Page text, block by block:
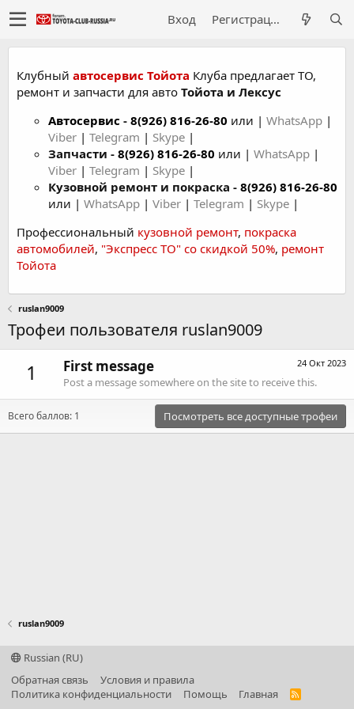
Вход Регистрация
Клубный автосервис Тойота Клуба предлагает ТО,
ремонт и запчасти для авто Тойота и Лексус
Автосервис - 8(926) 816-26-80 или | WhatsApp |
Viber | Telegram | Skype |
Запчасти - 8(926) 816-26-80 или | WhatsApp |
Viber | Telegram | Skype |
Кузовной ремонт и покраска - 8(926) 816-26-80
или | WhatsApp | Viber | Telegram | Skype |
Профессиональный кузовной ремонт, покраска
автомобилей, "Экспресс ТО" со скидкой 50%, ремонт
Тойота
ruslan9009
Трофеи пользователя ruslan9009
1 24 Окт 2023
First message
Post a message somewhere on the site to receive this.
Всего баллов: 1 Посмотреть все доступные трофеи
ruslan9009
Russian (RU)
Обратная связь
Условия и правила
Политика конфиденциальности
Помощь Главная
R